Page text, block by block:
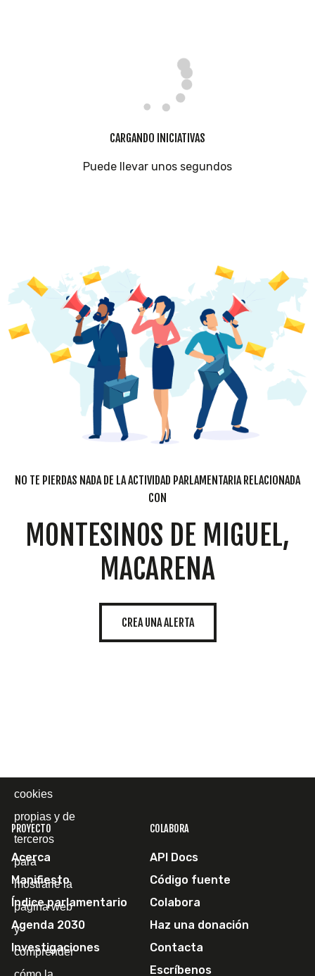
CARGANDO INICIATIVAS
Puede llevar unos segundos
NO TE PIERDAS NADA DE LA ACTIVIDAD PARLAMENTARIA RELACIONADA
CON
MONTESINOS DE MIGUEL,
MACARENA
CREA UNA ALERTA
PROYECTO
Acerca
Manifiesto
Índice parlamentario
Agenda 2030
Investigaciones
COLABORA
API Docs
Código fuente
Colabora
Haz una donación
Contacta
Escríbenos
cookies
propias y de
terceros
para
mostrarle la
página web
y
comprender